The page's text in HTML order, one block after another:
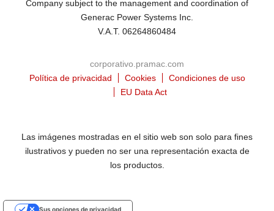
Company subject to the management and coordination of
Generac Power Systems Inc.
V.A.T. 06264860484
corporativo.pramac.com
Política de privacidad
Cookies
Condiciones de uso
EU Data Act
Las imágenes mostradas en el sitio web son solo para fines
ilustrativos y pueden no ser una representación exacta de
los productos.
Sus opciones de privacidad